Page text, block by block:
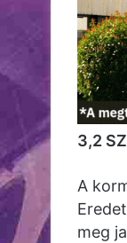
3,2
A
meg